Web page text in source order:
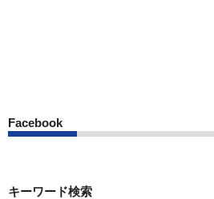
Facebook
キーワード検索